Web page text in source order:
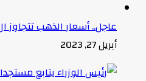
عاجل.. أسعار الذهب تتجاوز ال 2650جنيه
أبريل 27, 2023